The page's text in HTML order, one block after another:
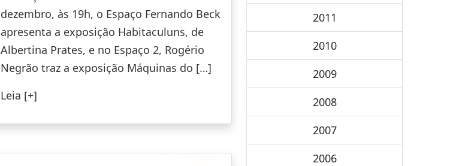
dezembro, às 19h, o Espaço Fernando Beck
apresenta a exposição Habitaculuns, de
Albertina Prates, e no Espaço 2, Rogério
Negrão traz a exposição Máquinas do […]
Leia [+]
2011
2010
2009
2008
2007
2006